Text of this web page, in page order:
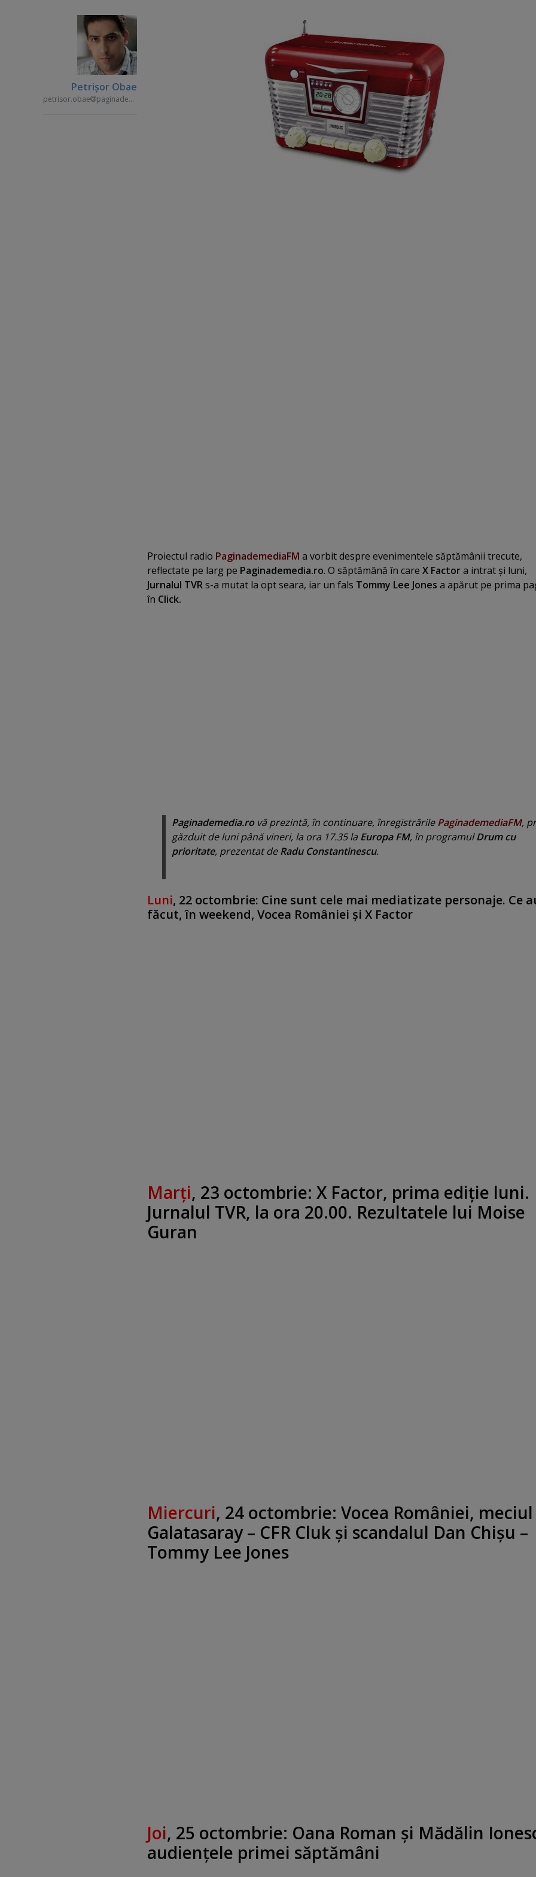
Petrişor Obae
petrisor.obae paginademedia.ro
Proiectul radio PaginademediaFM a vorbit despre evenimentele săptămânii trecute,
reflectate pe larg pe Paginademedia.ro. O săptămână în care X Factora intrat şi luni,
Jurnalul TVRs-a mutat la opt seara, iar un fals Tommy Lee Jones a apărut pe prima
în Click.
Paginademedia.rovă prezintă, în continuare, înregistrărilePaginademediaFM,
găzduit de luni până vineri, la ora 17.35 la Europa FM, în programulDrum cu
prioritate, prezentat deRadu Constantinescu.
Luni, 22 octombrie: Cine sunt cele mai mediatizate personaje. Ce
făcut, în weekend, Vocea României şi X Factor
Marţi, 23 octombrie: X Factor, prima ediţie luni.
Jurnalul TVR, la ora 20.00. Rezultatele lui Moise
Guran
Miercuri, 24 octombrie: Vocea României, meciul
Galatasaray – CFR Cluk şi scandalul Dan Chişu –
Tommy Lee Jones
Joi, 25 octombrie: Oana Roman şi Mădălin
audienţele primei săptămâni